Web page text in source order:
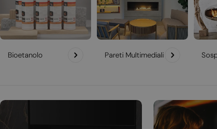
Bioetanolo Pareti Multimediali